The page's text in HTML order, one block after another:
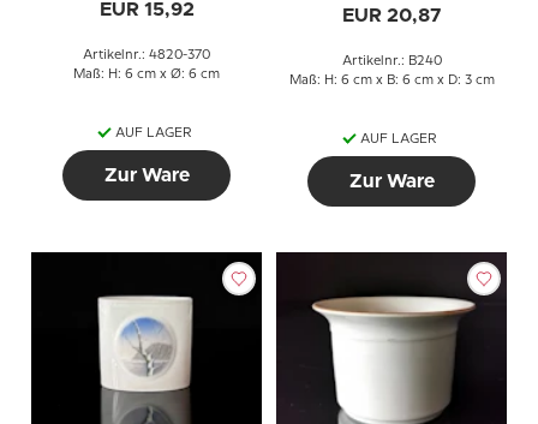
EUR 15,92
Artikelnr.: 4820-370
Maß: H: 6 cm x Ø: 6 cm
AUF LAGER
Zur Ware
EUR 20,87
Artikelnr.: B240
Maß: H: 6 cm x B: 6 cm x D: 3 cm
AUF LAGER
Zur Ware